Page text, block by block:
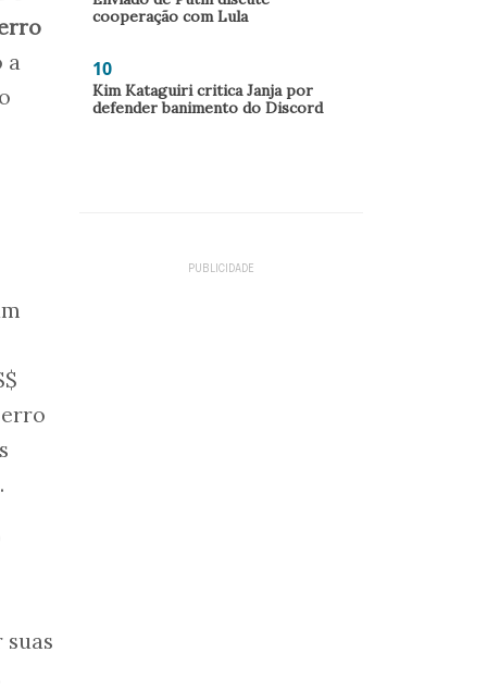
a
cooperação com Lula
10
Kim Kataguiri critica Janja por
defender banimento do Discord